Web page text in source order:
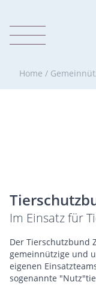
Home /
Im Einsatz für
Der Tierschutzbund
gemeinnützige und
eigenen
sogenannte